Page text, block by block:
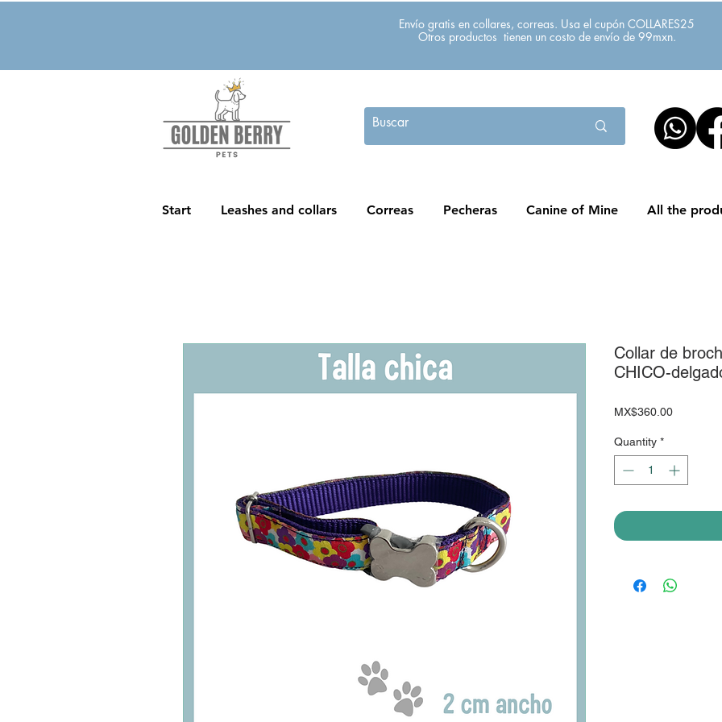
Envío gratis en collares, correas. Usa el cupón COLLARES25
Otros productos tienen un costo de envío de 99mxn.
Start Leashes and collars Correas Pecheras Canine of Mine All the
Collar de
CHICO-
MX$360.00Price
Quantity *